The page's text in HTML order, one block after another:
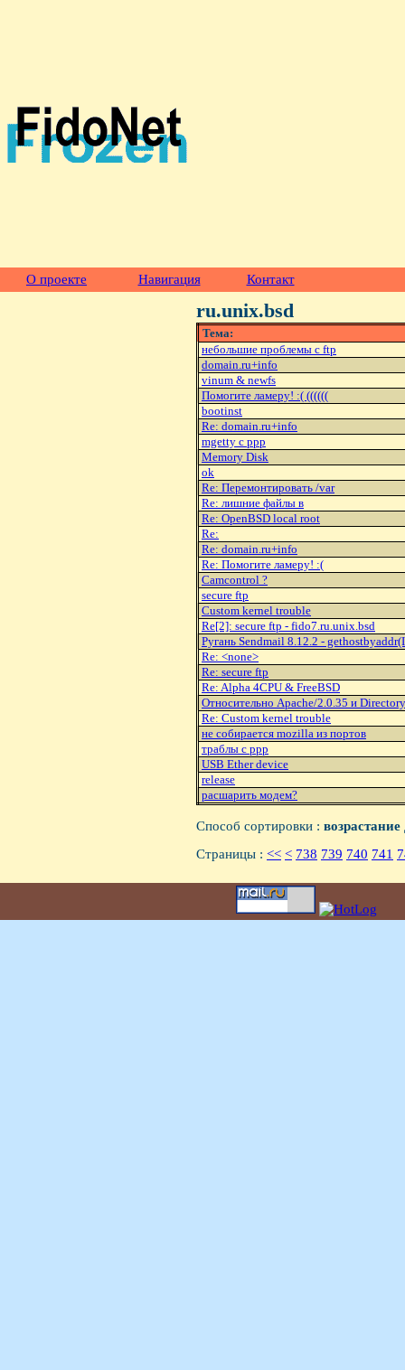
О проекте Навигация Контакт
ru.unix.bsd
Тема:
небольшие проблемы с ftp
domain.ru+info
vinum & newfs
Помогите ламеру! :( ((((((
bootinst
Re: domain.ru+info
mgetty с ppp
Memory Disk
ok
Re: Перемонтировать /var
Re: лишние файлы в
Re: OpenBSD local root
Re:
Re: domain.ru+info
Re: Помогите ламеру! :(
Camcontrol ?
secure ftp
Custom kernel trouble
Re[2]: secure ftp - fido7.ru.unix.bsd
Ругань Sendmail 8.12.2 -
Re: <none>
Re: secure ftp
Re: Alpha 4CPU & FreeBSD
Относительно Apache/2.0.35 и
Re: Custom kernel trouble
не собирается mozilla из портов
траблы с ppp
USB Ether device
release
расшарить модем?
Способ сортировки :
Страницы : << < 738 739 740 741